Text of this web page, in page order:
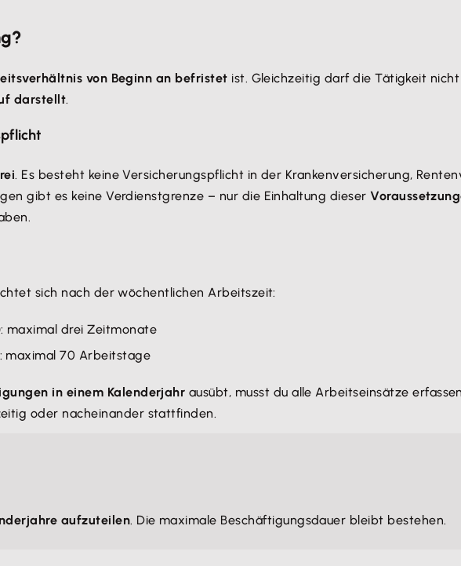
von Beginn an befristet ist. Gleichzeitig darf die Tätigkeit
darstellt.
. Es besteht keine Versicherungspflicht in der Krankenversicherung,
gibt es keine Verdienstgrenze – nur die Einhaltung dieser
sich nach der wöchentlichen Arbeitszeit:
maximal drei Zeitmonate
maximal 70 Arbeitstage
in einem Kalenderjahr ausübt, musst du alle Arbeitseinsätze
oder nacheinander stattfinden.
aufzuteilen. Die maximale Beschäftigungsdauer bleibt bestehen.